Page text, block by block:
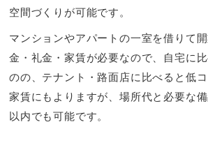
空間づくりが可能です。
マンションやアパートの一室を借りて
金・礼金・家賃が必要なので、自宅に
のの、テナント・路面店に比べると低コ
家賃にもよりますが、場所代と必要な
以内でも可能です。